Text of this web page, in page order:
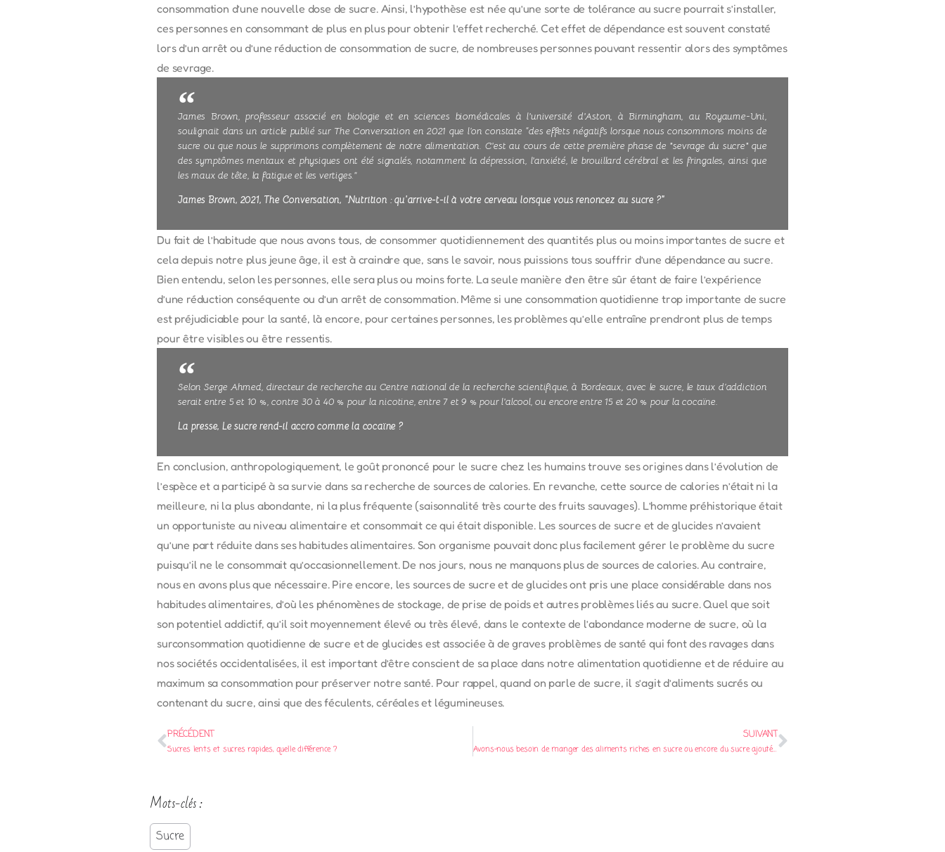
consommation d’une nouvelle dose de sucre. Ainsi, l’hypothèse est née qu’une sorte de tolérance au sucre pourrait s’installer,
ces personnes en consommant de plus en plus pour obtenir l’effet recherché. Cet effet de dépendance est souvent constaté
lors d’un arrêt ou d’une réduction de consommation de sucre, de nombreuses personnes pouvant ressentir alors des symptômes
de sevrage.
James Brown, professeur associé en biologie et en sciences biomédicales à l'université d'Aston, à Birmingham, au Royaume-Uni,
soulignait dans un article publié sur The Conversation en 2021 que l’on constate “des effets négatifs lorsque nous consommons moins de
sucre ou que nous le supprimons complètement de notre alimentation. C'est au cours de cette première phase de "sevrage du sucre" que
des symptômes mentaux et physiques ont été signalés, notamment la dépression, l'anxiété, le brouillard cérébral et les fringales, ainsi que
les maux de tête, la fatigue et les vertiges.”
James Brown, 2021, The Conversation, "Nutrition : qu'arrive-t-il à votre cerveau lorsque vous renoncez au sucre ?"
Du fait de l’habitude que nous avons tous, de consommer quotidiennement des quantités plus ou moins importantes de sucre et
cela depuis notre plus jeune âge, il est à craindre que, sans le savoir, nous puissions tous souffrir d’une dépendance au sucre.
Bien entendu, selon les personnes, elle sera plus ou moins forte. La seule manière d’en être sûr étant de faire l’expérience
d’une réduction conséquente ou d’un arrêt de consommation. Même si une consommation quotidienne trop importante de sucre
est préjudiciable pour la santé, là encore, pour certaines personnes, les problèmes qu’elle entraîne prendront plus de temps
pour être visibles ou être ressentis.
Selon Serge Ahmed, directeur de recherche au Centre national de la recherche scientifique, à Bordeaux, avec le sucre, le taux d’addiction
serait entre 5 et 10 %, contre 30 à 40 % pour la nicotine, entre 7 et 9 % pour l'alcool, ou encore entre 15 et 20 % pour la cocaïne.
La presse, Le sucre rend-il accro comme la cocaïne ?
En conclusion, anthropologiquement, le goût prononcé pour le sucre chez les humains trouve ses origines dans l’évolution de
l’espèce et a participé à sa survie dans sa recherche de sources de calories. En revanche, cette source de calories n’était ni la
meilleure, ni la plus abondante, ni la plus fréquente (saisonnalité très courte des fruits sauvages). L’homme préhistorique était
un opportuniste au niveau alimentaire et consommait ce qui était disponible. Les sources de sucre et de glucides n’avaient
qu’une part réduite dans ses habitudes alimentaires. Son organisme pouvait donc plus facilement gérer le problème du sucre
puisqu’il ne le consommait qu’occasionnellement. De nos jours, nous ne manquons plus de sources de calories. Au contraire,
nous en avons plus que nécessaire. Pire encore, les sources de sucre et de glucides ont pris une place considérable dans nos
habitudes alimentaires, d’où les phénomènes de stockage, de prise de poids et autres problèmes liés au sucre. Quel que soit
son potentiel addictif, qu’il soit moyennement élevé ou très élevé, dans le contexte de l’abondance moderne de sucre, où la
surconsommation quotidienne de sucre et de glucides est associée à de graves problèmes de santé qui font des ravages dans
nos sociétés occidentalisées, il est important d’être conscient de sa place dans notre alimentation quotidienne et de réduire au
maximum sa consommation pour préserver notre santé. Pour rappel, quand on parle de sucre, il s’agit d’aliments sucrés ou
contenant du sucre, ainsi que des féculents, céréales et légumineuses.
PRÉCÉDENT
Sucres lents et sucres rapides, quelle différence ?
SUIVANT
Avons-nous besoin de manger des aliments riches en sucre ou encore du sucre ajouté ?
Mots-clés :
Sucre